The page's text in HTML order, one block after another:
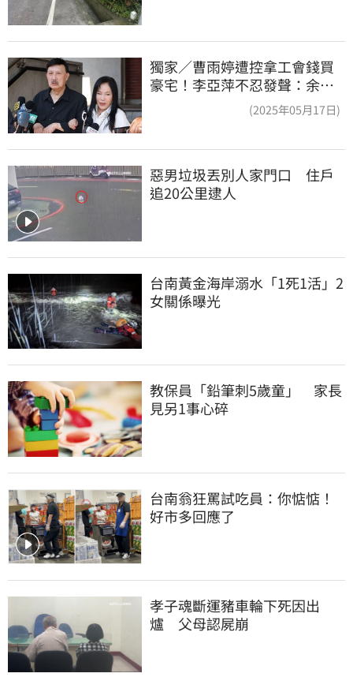
獨家／曹雨婷遭控拿工會錢買
豪宅！李亞萍不忍發聲：余天
(2025年05月17日)
惡男垃圾丟別人家門口　住戶
追20公里逮人
台南黃金海岸溺水「1死1活」2
女關係曝光
教保員「鉛筆刺5歲童」　家長
見另1事心碎
台南翁狂罵試吃員：你惦惦！
好市多回應了
孝子魂斷運豬車輪下死因出
爐　父母認屍崩